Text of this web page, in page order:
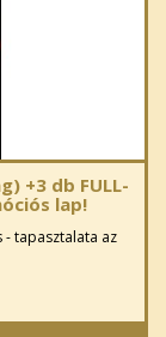
+3 db FULL-
lap!
- tapasztalata az